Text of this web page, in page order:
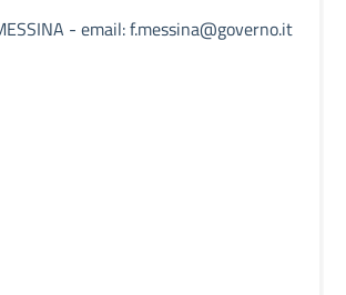
- email: f.messina@governo.it